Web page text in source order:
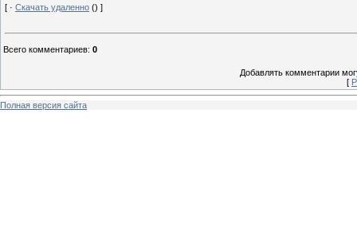
[ · Скачать удаленно () ]
Всего комментариев: 0
Добавлять комментарии
[
Полная версия сайта